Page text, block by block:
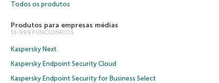
Todos os produtos
Produtos para empresas médias
51-999 FUNCIONRIOS
Kaspersky Next
Kaspersky Endpoint Security Cloud
Kaspersky Endpoint Security for Business Select